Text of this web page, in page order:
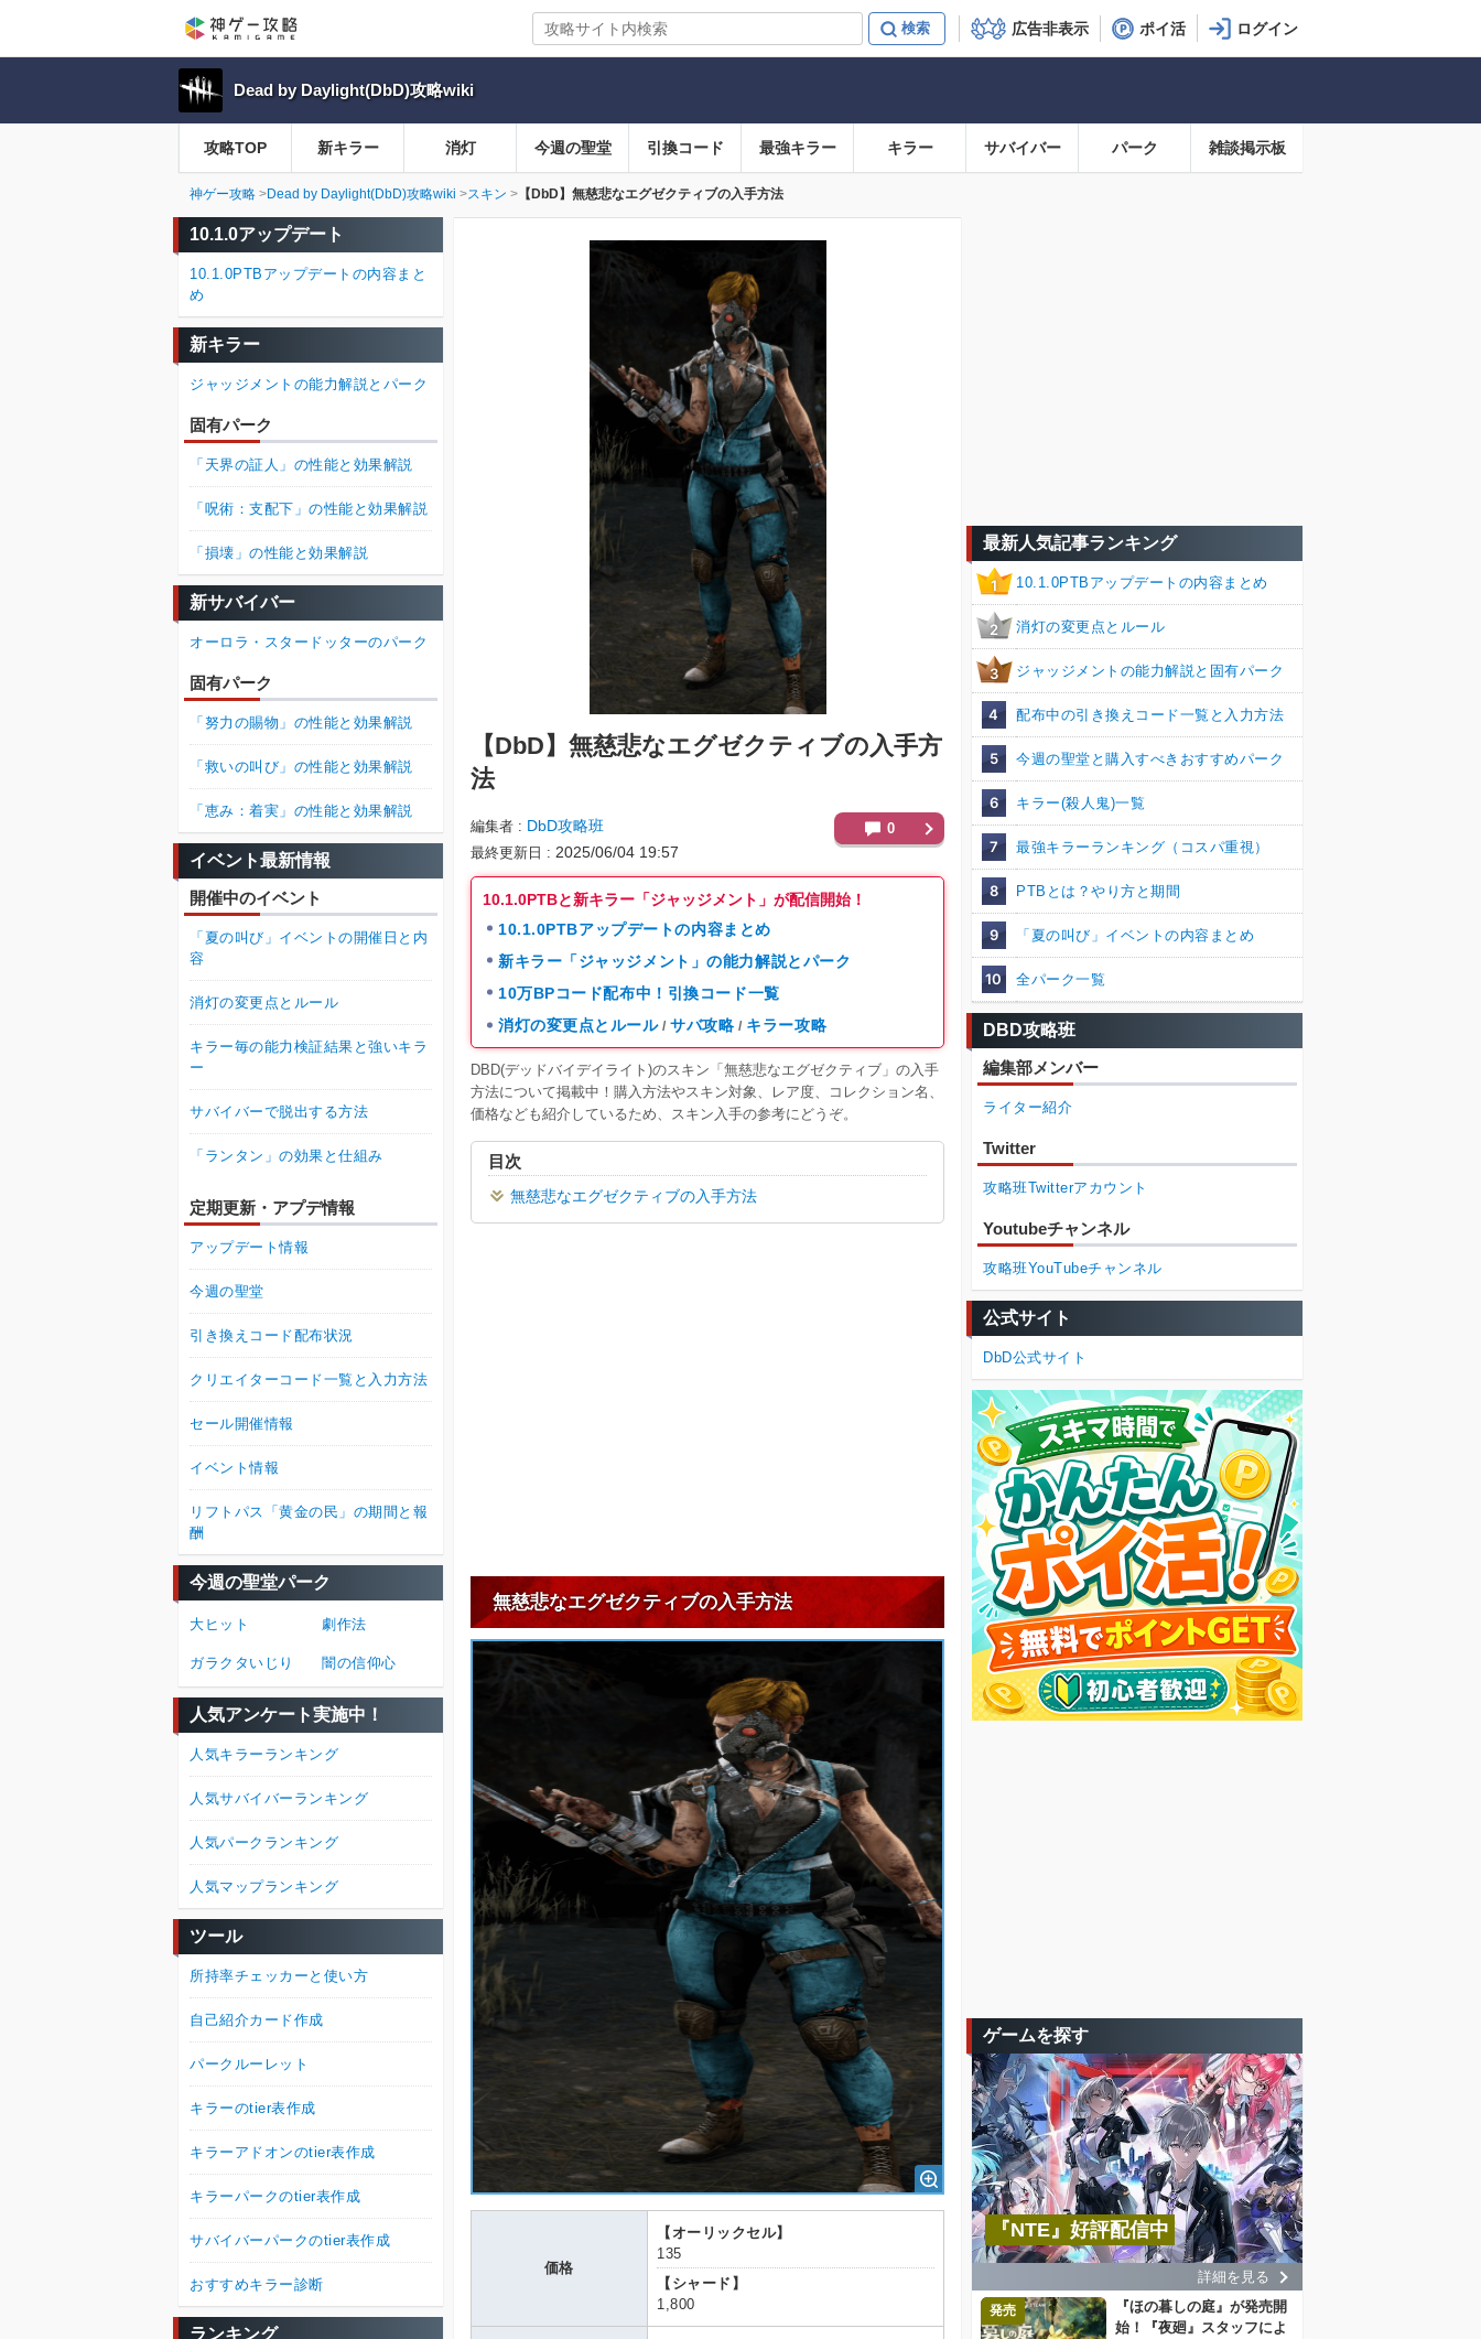
広告非表示 ポイ活
Dead by Daylight(DbD)攻略wiki
攻略TOP 新キラー 消灯 今週の聖堂 引換コード 最強キラー キラー サバイバー パーク 雑談掲示板
神ゲー攻略 Dead by Daylight(DbD)攻略wiki スキン 【DbD】無慈悲なエグゼクティブの入手方法
【DbD】 無慈悲なエグゼクティブの入手方
法
編集者 DbD攻略班
最終更新日 2025/06/04 19:57
0
10.1.0PTBと新キラー「ジャッジメント」が配信開始！
10.1.0PTBアップデートの内容まとめ
新キラー「ジャッジメント」の能力解説とパーク
10万BPコード配布中！引換コード一覧
消灯の変更点とルール / サバ攻略 / キラー攻略
DBD(デッドバイデイライト)のスキン「無慈悲なエグゼクティブ」の入手
方法について掲載中！購入方法やスキン対象、レア度、コレクション名、
価格なども紹介しているため、スキン入手の参考にどうぞ。
目次
無慈悲なエグゼクティブの入手方法
無慈悲なエグゼクティブの入手方法
価格
【オーリックセル】
135
【シャード】
1,800
最新人気記事ランキング
1 10.1.0PTBアップデートの内容まとめ
2 消灯の変更点とルール
3 ジャッジメントの能力解説と固有パーク
4 配布中の引き換えコード一覧と入力方法
5 今週の聖堂と購入すべきおすすめパーク
6 キラー(殺人鬼)一覧
7 最強キラーランキング（コスパ重視）
8 PTBとは？やり方と期間
9 「夏の叫び」イベントの内容まとめ
10 全パーク一覧
DBD攻略班
編集部メンバー
ライター紹介
Twitter
攻略班Twitterアカウント
Youtubeチャンネル
攻略班YouTubeチャンネル
公式サイト
DbD公式サイト
ゲームを探す
『NTE』好評配信中
詳細を見る
発売
『ほの暮しの庭』が発売開
始！『夜廻』スタッフによ
10.1.0アップデート
10.1.0PTBアップデートの内容まと
め
新キラー
ジャッジメントの能力解説とパーク
固有パーク
「天界の証人」の性能と効果解説
「呪術：支配下」の性能と効果解説
「損壊」の性能と効果解説
新サバイバー
オーロラ・スタードッターのパーク
固有パーク
「努力の賜物」の性能と効果解説
「救いの叫び」の性能と効果解説
「恵み：着実」の性能と効果解説
イベント最新情報
開催中のイベント
「夏の叫び」イベントの開催日と内
容
消灯の変更点とルール
キラー毎の能力検証結果と強いキラ
ー
サバイバーで脱出する方法
「ランタン」の効果と仕組み
定期更新・アプデ情報
アップデート情報
今週の聖堂
引き換えコード配布状況
クリエイターコード一覧と入力方法
セール開催情報
イベント情報
リフトパス「黄金の民」の期間と報
酬
今週の聖堂パーク
大ヒット 劇作法
ガラクタいじり 闇の信仰心
人気アンケート実施中！
人気キラーランキング
人気サバイバーランキング
人気パークランキング
人気マップランキング
ツール
所持率チェッカーと使い方
自己紹介カード作成
パークルーレット
キラーのtier表作成
キラーアドオンのtier表作成
キラーパークのtier表作成
サバイバーパークのtier表作成
おすすめキラー診断
ランキング